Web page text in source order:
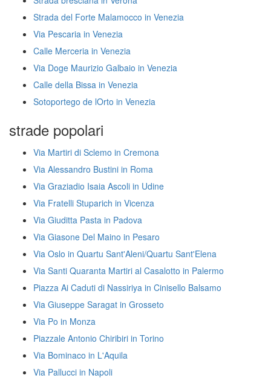
Strada del Forte Malamocco in Venezia
Via Pescaria in Venezia
Calle Merceria in Venezia
Via Doge Maurizio Galbaio in Venezia
Calle della Bissa in Venezia
Sotoportego de lOrto in Venezia
strade popolari
Via Martiri di Sclemo in Cremona
Via Alessandro Bustini in Roma
Via Graziadio Isaia Ascoli in Udine
Via Fratelli Stuparich in Vicenza
Via Giuditta Pasta in Padova
Via Giasone Del Maino in Pesaro
Via Oslo in Quartu Sant'Aleni/Quartu Sant'Elena
Via Santi Quaranta Martiri al Casalotto in Palermo
Piazza Ai Caduti di Nassiriya in Cinisello Balsamo
Via Giuseppe Saragat in Grosseto
Via Po in Monza
Piazzale Antonio Chiribiri in Torino
Via Bominaco in L'Aquila
Via Pallucci in Napoli